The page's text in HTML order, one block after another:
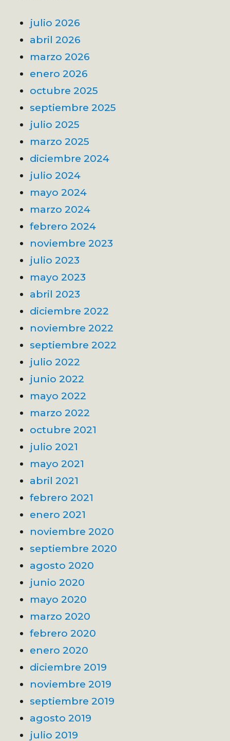
julio 2026
abril 2026
marzo 2026
enero 2026
octubre 2025
septiembre 2025
julio 2025
marzo 2025
diciembre 2024
julio 2024
mayo 2024
marzo 2024
febrero 2024
noviembre 2023
julio 2023
mayo 2023
abril 2023
diciembre 2022
noviembre 2022
septiembre 2022
julio 2022
junio 2022
mayo 2022
marzo 2022
octubre 2021
julio 2021
mayo 2021
abril 2021
febrero 2021
enero 2021
noviembre 2020
septiembre 2020
agosto 2020
junio 2020
mayo 2020
marzo 2020
febrero 2020
enero 2020
diciembre 2019
noviembre 2019
septiembre 2019
agosto 2019
julio 2019